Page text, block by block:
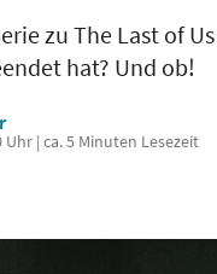
zu The Last of
hat? Und ob!
Uhr | ca. 5 Minuten Lesezeit